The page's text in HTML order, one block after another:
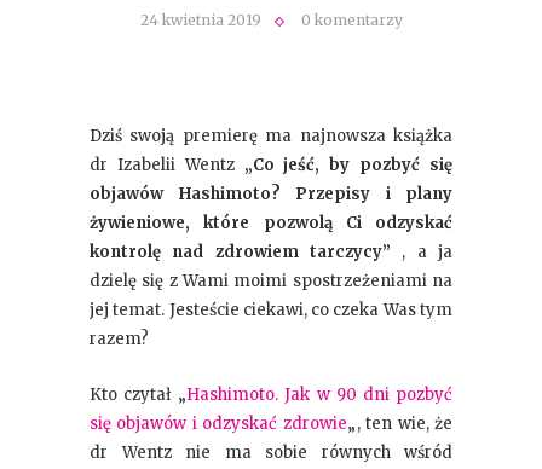
24 kwietnia 2019 0 komentarzy
Dziś swoją premierę ma najnowsza książka
dr Izabelii Wentz „Co jeść, by pozbyć się
objawów Hashimoto? Przepisy i plany
żywieniowe, które pozwolą Ci odzyskać
kontrolę nad zdrowiem tarczycy” , a ja
dzielę się z Wami moimi spostrzeżeniami na
jej temat. Jesteście ciekawi, co czeka Was tym
razem?
Kto czytał „Hashimoto. Jak w 90 dni pozbyć
się objawów i odzyskać zdrowie„, ten wie, że
dr Wentz nie ma sobie równych wśród